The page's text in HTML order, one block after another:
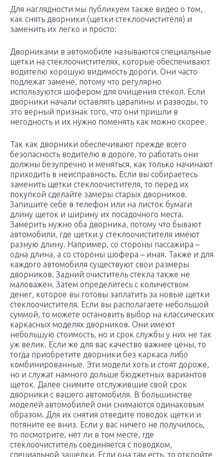
Для наглядности мы публикуем также видео о том,
как снять дворники (щетки стеклоочистителя) и
заменить их легко и просто:
Дворниками в автомобиле называются специальные
щетки на стеклоочистителях, которые обеспечивают
водителю хорошую видимость дороги. Они часто
подлежат замене, потому что регулярно
используются шофером для очищения стекол. Если
дворники начали оставлять царапины и разводы, то
это верный признак того, что они пришли в
негодность и их нужно поменять как можно скорее.
Так как дворники обеспечивают прежде всего
безопасность водителю в дороге, то работать они
должны безупречно и меняться, как только начинают
приходить в неисправность. Если вы собираетесь
заменить щетки стеклоочистителя, то перед их
покупкой сделайте замеры старых дворников.
Запишите себе в телефон или на листок бумаги
длину щеток и ширину их посадочного места.
Замерить нужно оба дворника, потому что бывают
автомобили, где щетки у стеклоочистителя имеют
разную длину. Например, со стороны пассажира –
одна длина, а со стороны шофера – иная. Также и для
каждого автомобиля существуют свои размеры
дворников. Задний очиститель стекла также не
маловажен. Затем определитесь с количеством
денег, которое вы готовы заплатить за новые щетки
стеклоочистителя. Если вы располагаете небольшой
суммой, то можете остановить выбор на классических
каркасных моделях дворников. Они имеют
небольшую стоимость, но и срок службы у них не так
уж велик. Если же для вас качество важнее цены, то
тогда приобретите дворники без каркаса либо
комбинированные. Эти модели хоть и стоят дороже,
но и служат намного дольше бюджетных вариантов
щеток. Далее снимите отслужившие свой срок
дворники с вашего автомобиля. В большинстве
моделей автомобилей они снимаются одинаковым
образом. Для их снятия отведите поводок щетки и
потяните ее вниз. Если у вас ничего не получилось,
то посмотрите, нет ли в том месте, где
стеклоочиститель соединяется с поводком,
специальной защелки. Если она там есть, то откройте